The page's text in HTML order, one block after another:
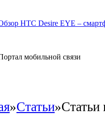
HTC Desire EYE –
мобильной связи
»Статьи»Статьи